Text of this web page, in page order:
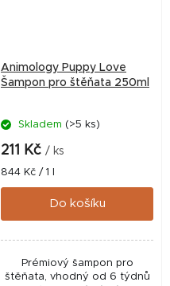
Animology Puppy Love
Šampon pro štěňata 250ml
Skladem (>5 ks)
211 Kč / ks
Měrná
cena:
844 Kč / 1 l
Do košíku
Prémiový šampon pro
štěňata, vhodný od 6 týdnů